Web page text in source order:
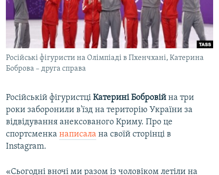
ВІДЕОУРОКИ «ELIFBE»
СВІДЧЕННЯ ОКУПАЦІЇ
УКРАЇНСЬКА ПРОБЛЕМА КРИМУ
ІНФОГРАФІКА
Русский
Qırımtatar
ДОЛУЧАЙСЯ!
Усі сайти RFE/RL
Російські фігуристи на Олімпіаді в Пхенчхані, Катерина
Боброва – друга справа
Російській фігуристці Катерині Бобровій на три
роки заборонили в'їзд на територію України за
відвідування анексованого Криму. Про це
спортсменка написала на своїй сторінці в
Instagram.
«Сьогодні вночі ми разом із чоловіком летіли на